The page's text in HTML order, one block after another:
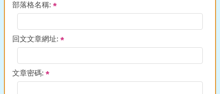
部落格名稱:
回文文章網址:
文章密碼: